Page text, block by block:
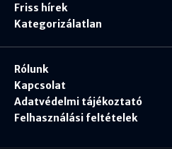
Friss hírek
Kategorizálatlan
Rólunk
Kapcsolat
Adatvédelmi tájékoztató
Felhasználási feltételek